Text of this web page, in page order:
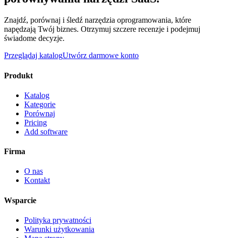
Znajdź, porównaj i śledź narzędzia oprogramowania, które
napędzają Twój biznes. Otrzymuj szczere recenzje i podejmuj
świadome decyzje.
Przeglądaj katalogUtwórz darmowe konto
Produkt
Katalog
Kategorie
Porównaj
Pricing
Add software
Firma
O nas
Kontakt
Wsparcie
Polityka prywatności
Warunki użytkowania